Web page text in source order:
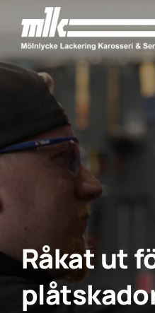
content
Råkat ut